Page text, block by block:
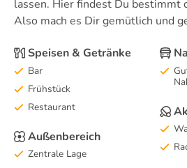
lassen. Hier findest Du bestimmt
Also mach es Dir gemütlich und
Speisen & Getränke
Bar
Frühstück
Restaurant
Außenbereich
Zentrale Lage